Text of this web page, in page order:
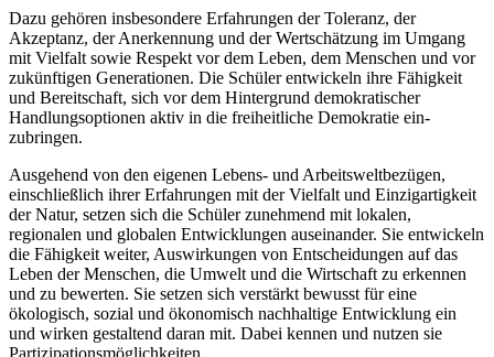
Dazu gehören insbesondere Erfahrungen der Toleranz, der
Akzeptanz, der Anerkennung und der Wertschätzung im Umgang
mit Vielfalt sowie Respekt vor dem Leben, dem Menschen und vor
zukünftigen Generationen. Die Schüler entwickeln ihre Fähigkeit
und Bereitschaft, sich vor dem Hintergrund demokratischer
Handlungsoptionen aktiv in die freiheitliche Demokratie ein-
zubringen.
Ausgehend von den eigenen Lebens- und Arbeitsweltbezügen,
einschließlich ihrer Erfahrungen mit der Vielfalt und Einzigartigkeit
der Natur, setzen sich die Schüler zunehmend mit lokalen,
regionalen und globalen Entwicklungen auseinander. Sie entwickeln
die Fähigkeit weiter, Auswirkungen von Entscheidungen auf das
Leben der Menschen, die Umwelt und die Wirtschaft zu erkennen
und zu bewerten. Sie setzen sich verstärkt bewusst für eine
ökologisch, sozial und ökonomisch nachhaltige Entwicklung ein
und wirken gestaltend daran mit. Dabei kennen und nutzen sie
Partizipationsmöglichkeiten.